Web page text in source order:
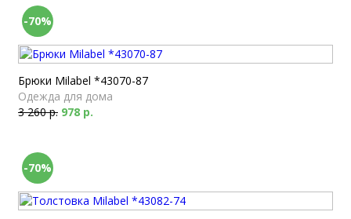
-70%
Брюки Milabel *43070-87
Одежда для дома
3 260 р. 978 р.
-70%